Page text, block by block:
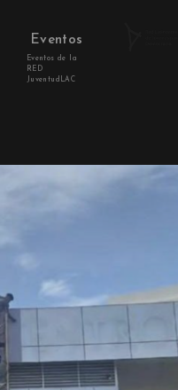
Eventos
Eventos de la
RED
JuventudLAC